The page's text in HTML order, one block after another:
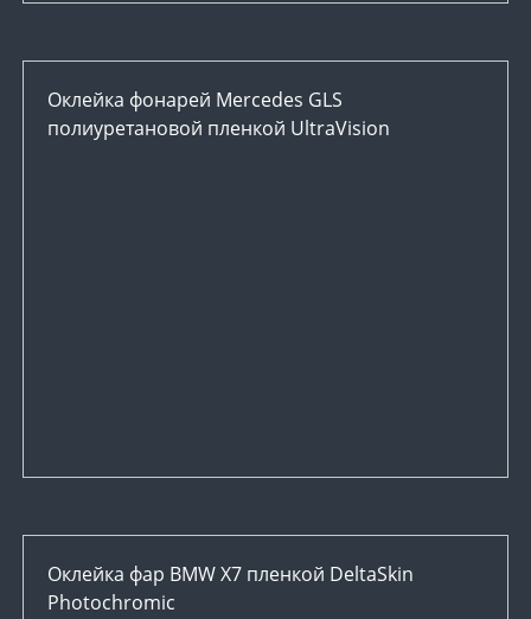
Оклейка фонарей Mercedes GLS
полиуретановой пленкой UltraVision
Оклейка фар BMW X7 пленкой DeltaSkin
Photochromic